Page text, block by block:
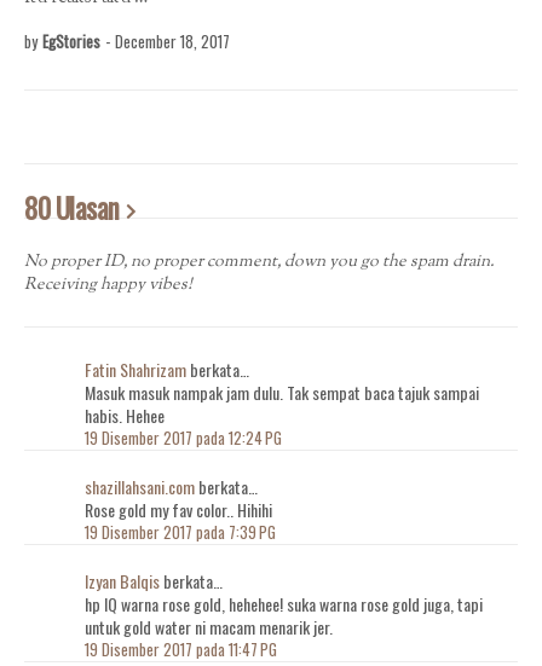
by EgStories - December 18, 2017
80 Ulasan
No proper ID, no proper comment, down you go the spam drain.
Receiving happy vibes!
Fatin Shahrizamberkata…
Masuk masuk nampak jam dulu. Tak sempat baca tajuk sampai
habis. Hehee
19 Disember 2017 pada 12:24 PG
shazillahsani.comberkata…
Rose gold my fav color.. Hihihi
19 Disember 2017 pada 7:39 PG
Izyan Balqisberkata…
hp IQ warna rose gold, hehehee! suka warna rose gold juga, tapi
untuk gold water ni macam menarik jer.
19 Disember 2017 pada 11:47 PG